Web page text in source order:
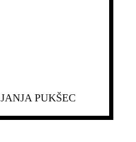
JANJA PUKŠEC